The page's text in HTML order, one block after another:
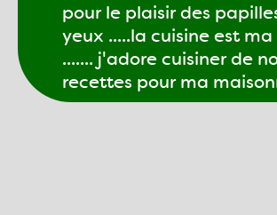
pour le plaisir des
yeux .....la cuisine est ma
....... j'adore cuisiner de
recettes pour ma